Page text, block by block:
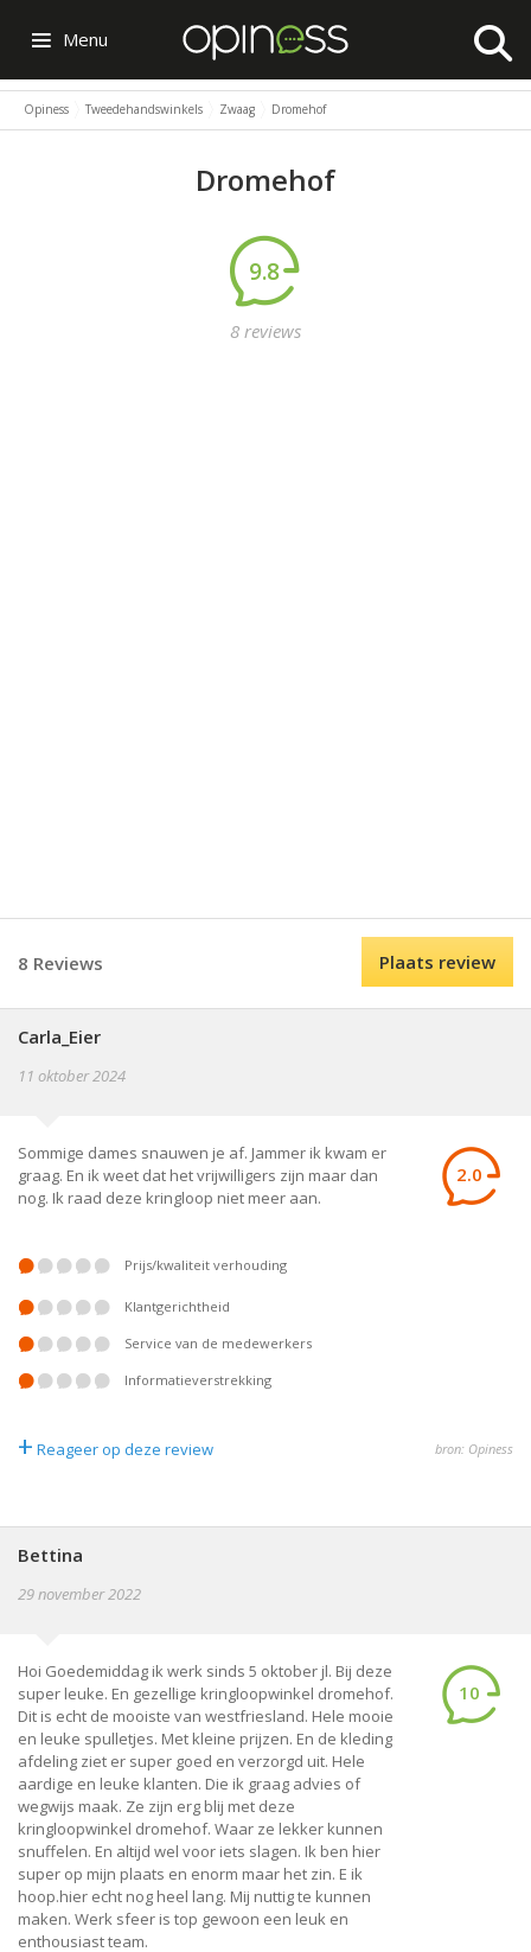
Menu
Opiness Tweedehandswinkels Zwaag Dromehof
Dromehof
9.8
8 reviews
8 Reviews Plaats review
Carla_Eier
11 oktober 2024
Sommige dames snauwen je af. Jammer ik kwam er
graag. En ik weet dat het vrijwilligers zijn maar dan
nog. Ik raad deze kringloop niet meer aan.
2.0
prijs/kwaliteit verhouding
klantgerichtheid
service van de medewerkers
informatieverstrekking
+ Reageer op deze review bron: Opiness
Bettina
29 november 2022
Hoi Goedemiddag ik werk sinds 5 oktober jl. Bij deze
super leuke. En gezellige kringloopwinkel dromehof.
Dit is echt de mooiste van westfriesland. Hele mooie
en leuke spulletjes. Met kleine prijzen. En de kleding
afdeling ziet er super goed en verzorgd uit. Hele
aardige en leuke klanten. Die ik graag advies of
wegwijs maak. Ze zijn erg blij met deze
kringloopwinkel dromehof. Waar ze lekker kunnen
snuffelen. En altijd wel voor iets slagen. Ik ben hier
super op mijn plaats en enorm maar het zin. E ik
hoop.hier echt nog heel lang. Mij nuttig te kunnen
maken. Werk sfeer is top gewoon een leuk en
enthousiast team.
10